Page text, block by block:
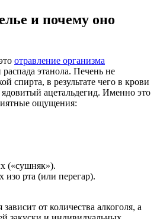
и почему оно
отравление организма
этанола. Печень не
спирта, в результате чего в крови
ацетальдегид. Именно это
ощущения:
(«сушняк»).
изо рта (или перегар).
от количества алкоголя, а